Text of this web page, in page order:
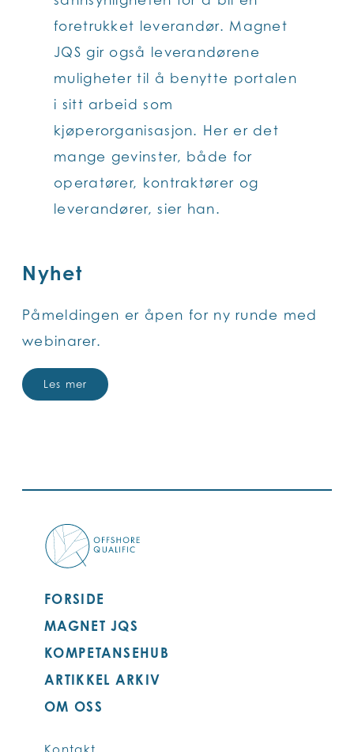
foretrukket leverandør. Magnet
JQS gir også leverandørene
muligheter til å benytte portalen
i sitt arbeid som
kjøperorganisasjon. Her er det
mange gevinster, både for
operatører, kontraktører og
leverandører, sier han.
Nyhet
Påmeldingen er åpen for ny runde med
webinarer.
Les mer
FORSIDE
MAGNET JQS
KOMPETANSEHUB
ARTIKKEL ARKIV
OM OSS
Kontakt